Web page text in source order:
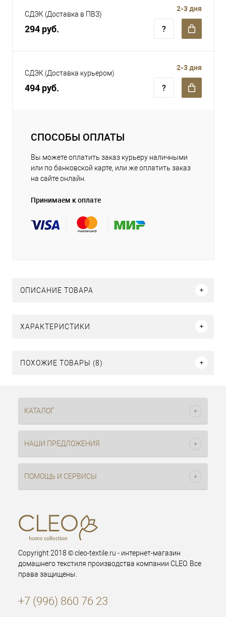
СДЭК (Доставка в ПВЗ)
294 руб.
2-3 дня
СДЭК (Доставка курьером)
494 руб.
2-3 дня
СПОСОБЫ ОПЛАТЫ
Вы можете оплатить заказ курьеру наличными
или по банковской карте, или же оплатить заказ
на сайте онлайн.
Принимаем к оплате
ОПИСАНИЕ ТОВАРА
ХАРАКТЕРИСТИКИ
ПОХОЖИЕ ТОВАРЫ (8)
КАТАЛОГ
НАШИ ПРЕДЛОЖЕНИЯ
ПОМОЩЬ И СЕРВИСЫ
Copyright 2018 © cleo-textile.ru - интернет-магазин
домашнего текстиля производства компании CLEO. Все
права защищены.
+7 (996) 860 76 23